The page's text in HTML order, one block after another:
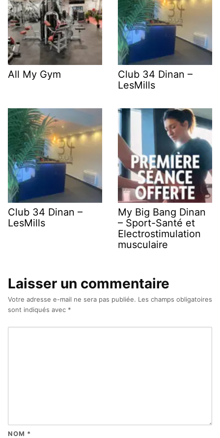
All My Gym
Club 34 Dinan –
LesMills
Club 34 Dinan –
LesMills
My Big Bang Dinan
– Sport-Santé et
Electrostimulation
musculaire
Laisser un commentaire
Votre adresse e-mail ne sera pas publiée. Les champs obligatoires
sont indiqués avec *
NOM *